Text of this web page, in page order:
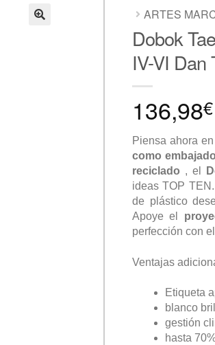
ARTES
Dobok
IV-VI Dan
136,98€
Piensa ahora
como
reciclado , el
ideas TOP
de plástico
Apoye el
perfección con el
Ventajas
Etiqueta
blanco
gestión
hasta